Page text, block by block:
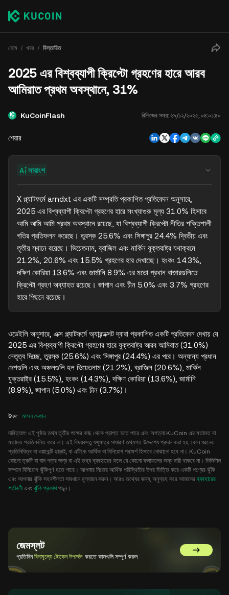
হোম খবর বিস্তারিত
2025 এর বিশ্বব্যাপী ক্রিপ্টো গ্রহণের হারে আরব
আমিরাত প্রথম অবস্থানে, 31%
KuCoinFlash রিলিজের সময়: ২৯/১২/২০২৫, ০৪:০১:৪০
শেয়ার
সারাংশ
X প্ল্যাটফর্মে arndxt এর একটি সম্প্রতি প্রকাশিত প্রতিবেদন অনুসারে,
2025 এর বিশ্বব্যাপী ক্রিপ্টো গ্রহণের হারে সংখ্যাগুরু মূল্য 31.0% হিসাবে
আমি আমি আমি প্রথম অবস্থানে রয়েছে, যা বিশ্বব্যাপী ক্রিপ্টো নীতির শক্তিশালী
গতির প্রতিফলন করেছে। তুরস্ক 25.6% এবং সিঙ্গাপুর 24.4% দ্বিতীয় এবং
তৃতীয় স্থানে রয়েছে। ভিয়েতনাম, ব্রাজিল এবং মার্কিন যুক্তরাষ্ট্র যথাক্রমে
21.2%, 20.6% এবং 15.5% গ্রহণের হার দেখাচ্ছে। হংকং 14.3%,
দক্ষিণ কোরিয়া 13.6% এবং জার্মানি 8.9% এর মতো প্রধান বাজারগুলিতে
ক্রিপ্টো গ্রহণ অব্যাহত রয়েছে। জাপান এবং চীন 5.0% এবং 3.7% গ্রহণের
হারে পিছনে রয়েছে।
ওডেইলি অনুসারে, এক্স প্ল্যাটফর্মে অ্যারন্ডক্সট দ্বারা প্রকাশিত একটি প্রতিবেদন দেখায় যে
2025 এর বিশ্বব্যাপী ক্রিপ্টো গ্রহণের হারে যুক্তরাষ্ট্র আরব আমিরাত (31.0%)
নেতৃত্ব দিচ্ছে, তুরস্ক (25.6%) এবং সিঙ্গাপুর (24.4%) এর পরে। অন্যান্য প্রধান
দেশগুলি এবং অঞ্চলগুলি হল ভিয়েতনাম (21.2%), ব্রাজিল (20.6%), মার্কিন
যুক্তরাষ্ট্র (15.5%), হংকং (14.3%), দক্ষিণ কোরিয়া (13.6%), জার্মানি
(8.9%), জাপান (5.0%) এবং চীন (3.7%)।
উৎস: আসল দেখান
দাবিত্যাগ: এই পৃষ্ঠার তথ্য তৃতীয় পক্ষের কাছ থেকে প্রাপ্ত হতে পারে এবং অগত্যা KuCoin এর মতামত বা
মতামত প্রতিফলিত করে না। এই বিষয়বস্তু শুধুমাত্র সাধারণ তথ্যগত উদ্দেশ্যে প্রদান করা হয়, কোন ধরনের
প্রতিনিধিত্ব বা ওয়ারেন্টি ছাড়াই, বা এটিকে আর্থিক বা বিনিয়োগ পরামর্শ হিসাবে বোঝানো হবে না। KuCoin
কোনো ত্রুটি বা বাদ পড়ার জন্য বা এই তথ্য ব্যবহারের ফলে যে কোনো ফলাফলের জন্য দায়ী থাকবে না। ডিজিটাল
সম্পদে বিনিয়োগ ঝুঁকিপূর্ণ হতে পারে। আপনার নিজের আর্থিক পরিস্থিতির উপর ভিত্তি করে একটি পণ্যের ঝুঁকি
এবং আপনার ঝুঁকি সহনশীলতা সাবধানে মূল্যায়ন করুন। আরও তথ্যের জন্য, অনুগ্রহ করে আমাদেরব্যবহারের
শর্তাবলী এবং ঝুঁকি প্রকাশ পড়ুন।
জেমস্লট
প্রতিদিনবিনামূল্যে টোকেন উপার্জন করতে কাজগুলি সম্পূর্ণ করুন GemSlot এ